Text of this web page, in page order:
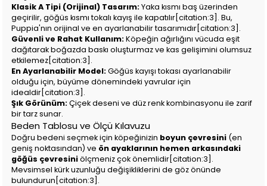
Klasik A Tipi (Orijinal) Tasarım:Yaka kısmı baş üzerinden
geçirilir, göğüs kısmı tokalı kayış ile kapatılır[citation:3]. Bu,
Puppia'nın orijinal ve en ayarlanabilir tasarımıdır[citation:3].
Güvenli ve Rahat Kullanım:Köpeğin ağırlığını vücuda eşit
dağıtarak boğazda baskı oluşturmaz ve kas gelişimini olumsuz
etkilemez[citation:3].
En Ayarlanabilir Model:Göğüs kayışı tokası ayarlanabilir
olduğu için, büyüme dönemindeki yavrular için
idealdir[citation:3].
Şık Görünüm:Çiçek deseni ve düz renk kombinasyonu ile zarif
bir tarz sunar.
Beden Tablosu ve Ölçü Kılavuzu
Doğru bedeni seçmek için köpeğinizin boyun çevresini (en
geniş noktasından) ve ön ayaklarının hemen arkasındaki
göğüs çevresiniölçmeniz çok önemlidir[citation:3].
Mevsimsel kürk uzunluğu değişikliklerini de göz önünde
bulundurun[citation:3].